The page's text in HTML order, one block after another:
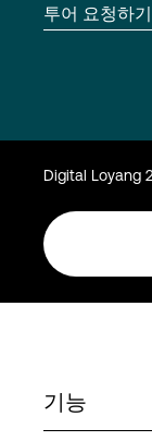
투어 요청하기
Digital Loyang
기능